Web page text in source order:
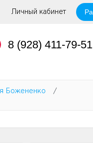
Личный кабинет
8 (928) 411-79-51
Божененко /